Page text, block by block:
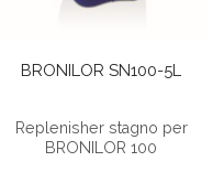
BRONILOR SN100-5L
Replenisher stagno per
BRONILOR 100